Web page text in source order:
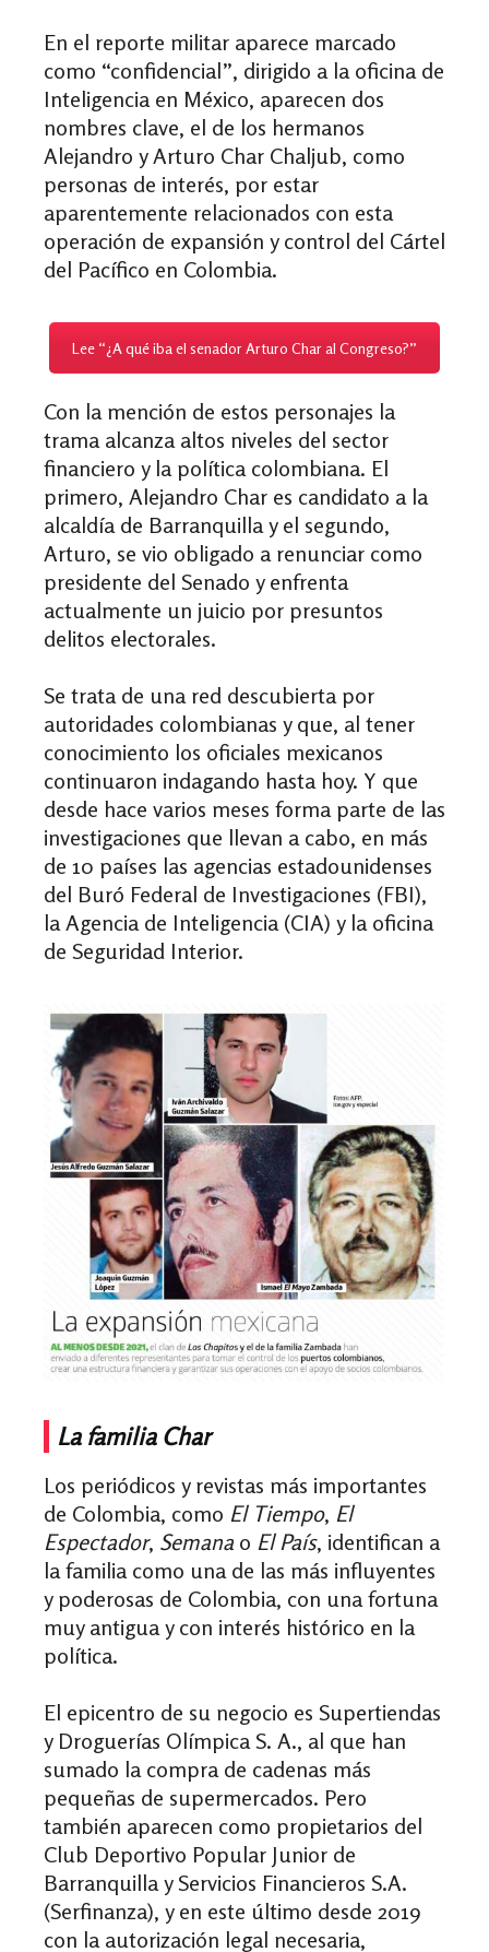
En el reporte militar aparece marcado
como “confidencial”, dirigido a la oficina de
Inteligencia en México, aparecen dos
nombres clave, el de los hermanos
Alejandro y Arturo Char Chaljub, como
personas de interés, por estar
aparentemente relacionados con esta
operación de expansión y control del Cártel
del Pacífico en Colombia.
Lee “¿A qué iba el senador Arturo Char al Congreso?”
Con la mención de estos personajes la
trama alcanza altos niveles del sector
financiero y la política colombiana. El
primero, Alejandro Char es candidato a la
alcaldía de Barranquilla y el segundo,
Arturo, se vio obligado a renunciar como
presidente del Senado y enfrenta
actualmente un juicio por presuntos
delitos electorales.
Se trata de una red descubierta por
autoridades colombianas y que, al tener
conocimiento los oficiales mexicanos
continuaron indagando hasta hoy. Y que
desde hace varios meses forma parte de las
investigaciones que llevan a cabo, en más
de 10 países las agencias estadounidenses
del Buró Federal de Investigaciones (FBI),
la Agencia de Inteligencia (CIA) y la oficina
de Seguridad Interior.
La familia Char
Los periódicos y revistas más importantes
de Colombia, como El Tiempo, El
Espectador, Semana o El País, identifican a
la familia como una de las más influyentes
y poderosas de Colombia, con una fortuna
muy antigua y con interés histórico en la
política.
El epicentro de su negocio es Supertiendas
y Droguerías Olímpica S. A., al que han
sumado la compra de cadenas más
pequeñas de supermercados. Pero
también aparecen como propietarios del
Club Deportivo Popular Junior de
Barranquilla y Servicios Financieros S.A.
(Serfinanza), y en este último desde 2019
con la autorización legal necesaria,